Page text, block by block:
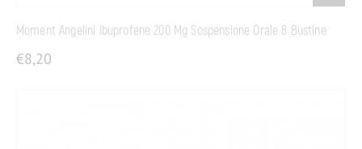
Moment Angelini Ibuprofene 200 Mg Sospensione Orale 8 Bustine
€8,20